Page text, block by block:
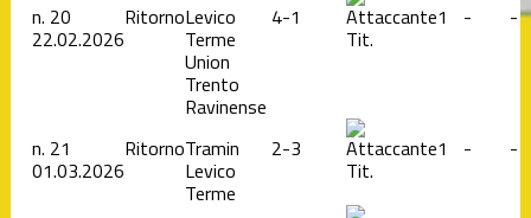
n. 20
22.02.2026
RitornoLevico
Terme
Union
Trento
Ravinense
4-1
Tit.
1 - -
n. 21
01.03.2026
RitornoTramin
Levico
Terme
2-3
Tit.
1 - -